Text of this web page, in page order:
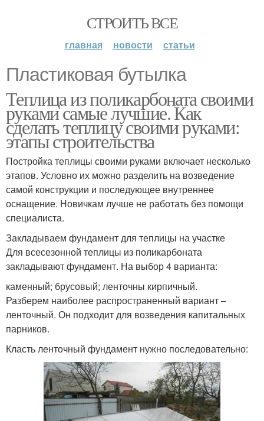
СТРОИТЬ ВСЕ
главная новости статьи
Пластиковая бутылка
Теплица из поликарбоната своими
руками самые лучшие. Как
сделать теплицу своими руками:
этапы строительства
Постройка теплицы своими руками включает несколько
этапов. Условно их можно разделить на возведение
самой конструкции и последующее внутреннее
оснащение. Новичкам лучше не работать без помощи
специалиста.
Закладываем фундамент для теплицы на участке
Для всесезонной теплицы из поликарбоната
закладывают фундамент. На выбор 4 варианта:
каменный; брусовый; ленточны кирпичный.
Разберем наиболее распространенный вариант –
ленточный. Он подходит для возведения капитальных
парников.
Класть ленточный фундамент нужно последовательно: